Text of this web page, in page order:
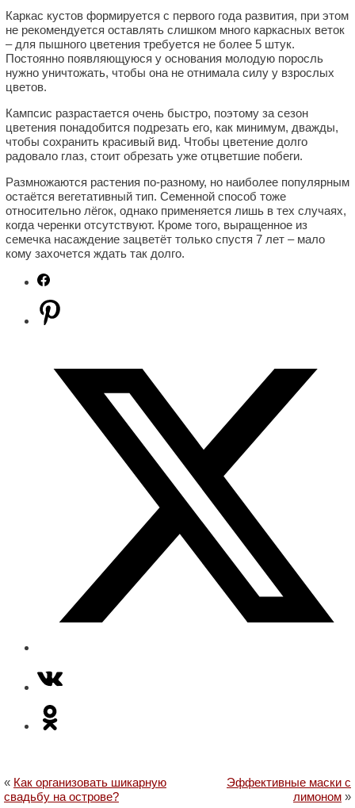
Каркас кустов формируется с первого года развития, при этом
не рекомендуется оставлять слишком много каркасных веток
– для пышного цветения требуется не более 5 штук.
Постоянно появляющуюся у основания молодую поросль
нужно уничтожать, чтобы она не отнимала силу у взрослых
цветов.
Кампсис разрастается очень быстро, поэтому за сезон
цветения понадобится подрезать его, как минимум, дважды,
чтобы сохранить красивый вид. Чтобы цветение долго
радовало глаз, стоит обрезать уже отцветшие побеги.
Размножаются растения по-разному, но наиболее популярным
остаётся вегетативный тип. Семенной способ тоже
относительно лёгок, однако применяется лишь в тех случаях,
когда черенки отсутствуют. Кроме того, выращенное из
семечка насаждение зацветёт только спустя 7 лет – мало
кому захочется ждать так долго.
« Как организовать шикарную
свадьбу на острове?
Эффективные маски с
лимоном »